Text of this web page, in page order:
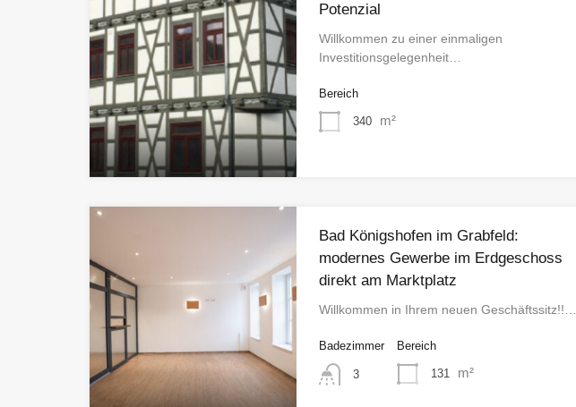
Potenzial
Willkommen zu einer einmaligen
Investitionsgelegenheit…
Bereich
340 m²
Bad Königshofen im Grabfeld:
modernes Gewerbe im Erdgeschoss
direkt am Marktplatz
Willkommen in Ihrem neuen Geschäftssitz!!…
Badezimmer
3
Bereich
131 m²